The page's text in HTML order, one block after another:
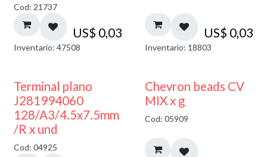
Cod: 21737
US$ 0,03
Inventario: 47508
US$ 0,03
Inventario: 18803
Terminal plano
J281994060
128/A3/4.5x7.5mm
/R x und
Cod: 04925
50% DESCUENTO
Chevron beads CV
MIX x g
Cod: 05909